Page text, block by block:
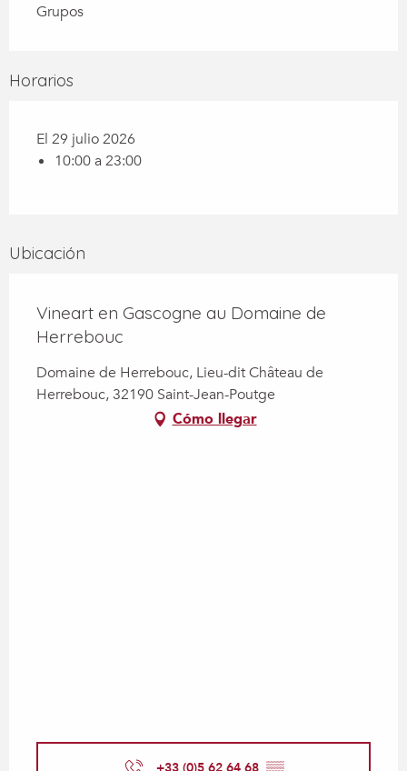
Grupos
Horarios
El 29 julio 2026
10:00 a 23:00
Ubicación
Vineart en Gascogne au Domaine de
Herrebouc
Domaine de Herrebouc, Lieu-dit Château de
Herrebouc, 32190 Saint-Jean-Poutge
Cómo llegar